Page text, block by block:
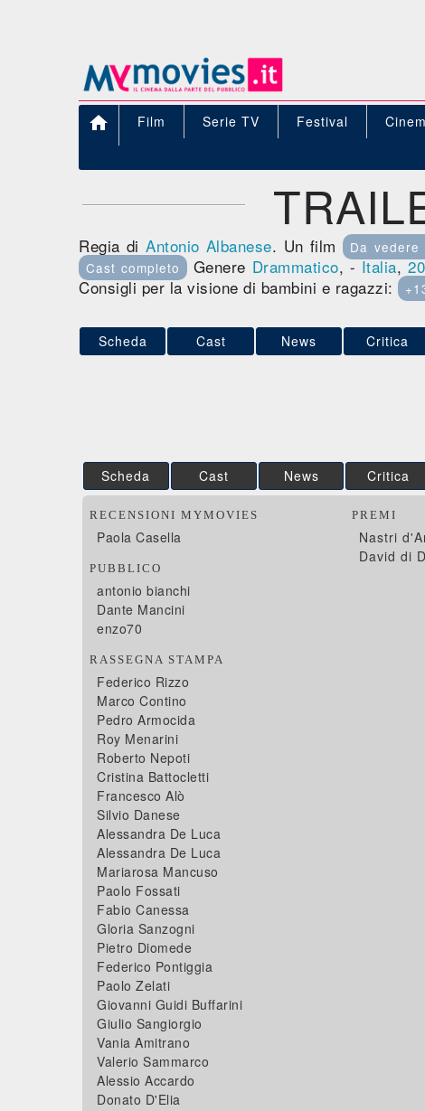
 Film Serie TV Festival
Regia diAntonio Albanese. Un film Da vedere
Cast completo Genere Drammatico, -Italia,
Consigli per la visione di bambini e ragazzi:
Scheda Cast News Critica
Scheda Cast News Critica
RECENSIONI MYMOVIES
Paola Casella
PUBBLICO
antonio bianchi
Dante Mancini
enzo70
RASSEGNA STAMPA
Federico Rizzo
Marco Contino
Pedro Armocida
Roy Menarini
Roberto Nepoti
Cristina Battocletti
Francesco Alò
Silvio Danese
Alessandra De Luca
Alessandra De Luca
Mariarosa Mancuso
Paolo Fossati
Fabio Canessa
Gloria Sanzogni
Pietro Diomede
Federico Pontiggia
Paolo Zelati
Giovanni Guidi Buffarini
Giulio Sangiorgio
Vania Amitrano
Valerio Sammarco
Alessio Accardo
Donato D'Elia
PREMI
Nastri
David di